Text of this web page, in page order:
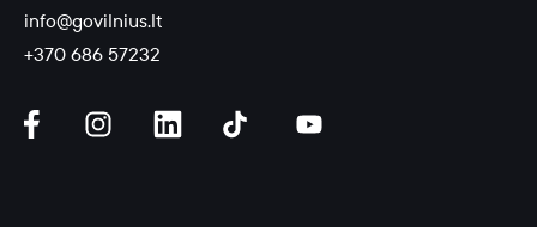
info@govilnius.lt
+370 686 57232